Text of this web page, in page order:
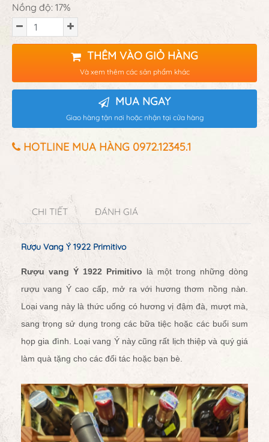
Nồng độ: 17%
THÊM VÀO GIỎ HÀNG
Và xem thêm các sản phẩm khác
MUA NGAY
Giao hàng tận nơi hoặc nhận tại cửa hàng
HOTLINE MUA HÀNG 0972.12345.1
CHI TIẾT ĐÁNH GIÁ
Rượu Vang Ý 1922 Primitivo
Rượu vang Ý 1922 Primitivo là một trong những dòng
rượu vang Ý cao cấp, mở ra với hương thơm nồng nàn.
Loại vang này là thức uống có hương vị đậm đà, mượt mà,
sang trọng sử dụng trong các bữa tiệc hoặc các buổi sum
họp gia đình. Loại vang Ý này cũng rất lịch thiệp và quý giá
làm quà tặng cho các đối tác hoặc bạn bè.